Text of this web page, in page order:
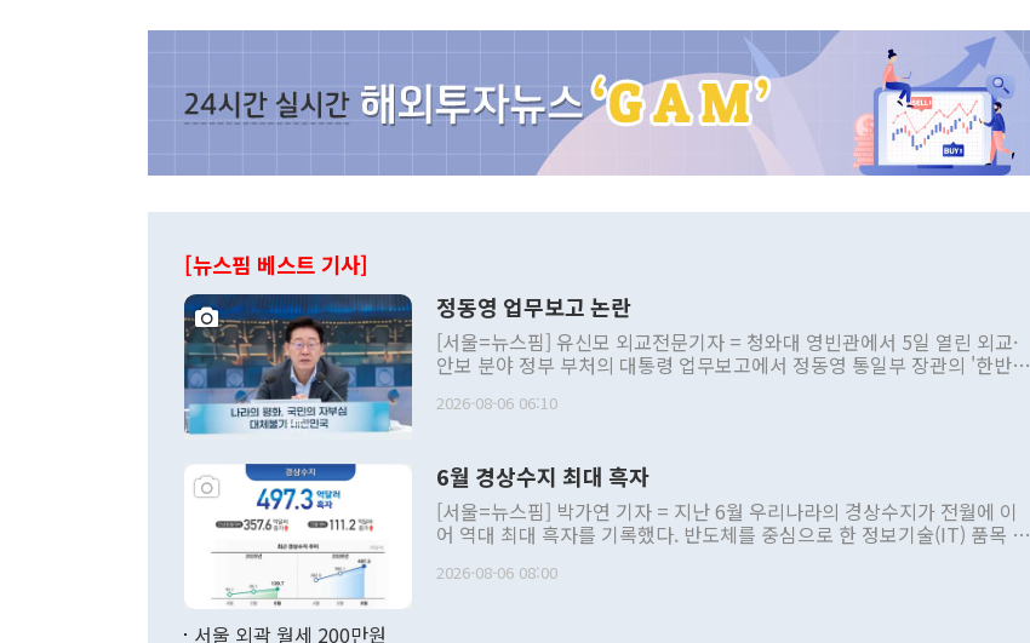
[뉴스핌 베스트 기사]
정동영 업무보고 논란
[서울=뉴스핌] 유신모 외교전문기자 = 청와대 영빈관에서 5일 열린 외교·
안보 분야 정부 부처의 대통령 업무보고에서 정동영 통일부 장관의 '한반도
발언 중에는 정부 내 조율을 거치지 않은 사안을 정책으로 추진하겠다고 공
주의적 희망에 근거한 비현실적 구상'이라는 비판을 내놨다. 그동안 정 장
관의 대북 정책 관련 발언이 물의를 빚은 적은 여러 번 있지만 대통령과 유
관 부처 장관이 공개적으로 부정적 입장을 표명한 것은 이례적이다. 정 장
관의 무리한 대북 접근법과 월권을 제어해야 한다는 목소리도 높아지고 있
다. [정동영 통일부 장관이 지난달 23일 오후 서울 종로구 정부서울청사에
2026-08-06 06:10
6월 경상수지 최대 흑자
[서울=뉴스핌] 박가연 기자 = 지난 6월 우리나라의 경상수지가 전월에 이
어 역대 최대 흑자를 기록했다. 반도체를 중심으로 한 정보기술(IT) 품목 수
료=한국은행] 한국은행이 6일 발표한 '2026년 6월 국제수지(잠정)'에 따르
2026-08-06 08:00
서울 외곽 월세 200만원